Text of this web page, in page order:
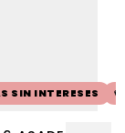
SIN INTERESES